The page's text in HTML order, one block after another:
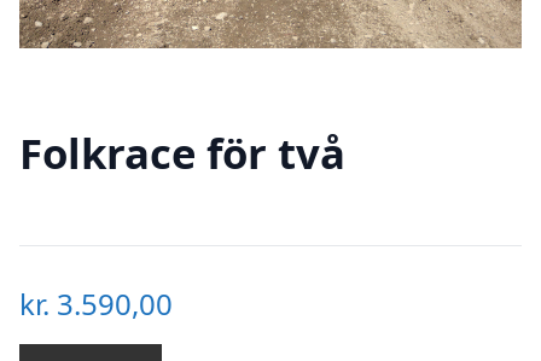
Folkrace för två
kr. 3.590,00